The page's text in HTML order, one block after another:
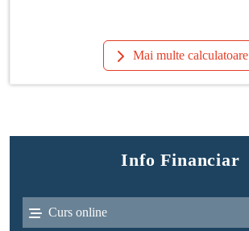
Mai multe calculatoare
Info Financiar
Curs online